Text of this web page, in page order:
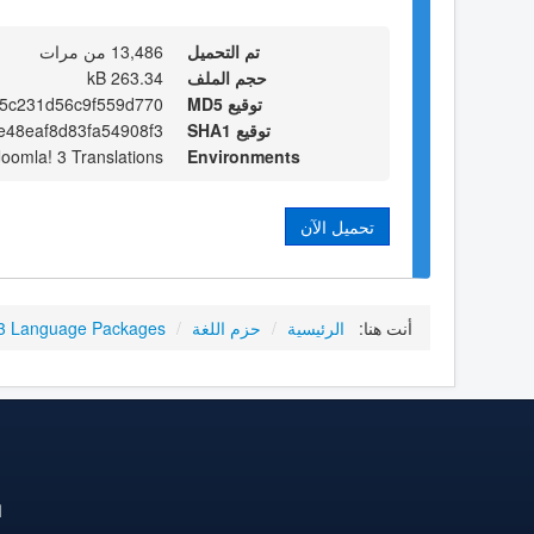
تم التحميل
13,486 من مرات
حجم الملف
263.34 kB
توقيع MD5
توقيع SHA1
Environments
3 Translations
تحميل الآن
أنت هنا: الرئيسية / حزم اللغة /
Language Packages